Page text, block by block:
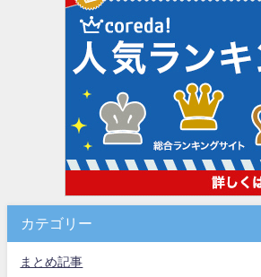
カテゴリー
まとめ記事